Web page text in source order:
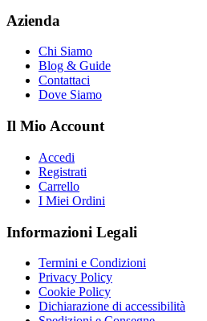
Azienda
Chi Siamo
Blog & Guide
Contattaci
Dove Siamo
Il Mio Account
Accedi
Registrati
Carrello
I Miei Ordini
Informazioni Legali
Termini e Condizioni
Privacy Policy
Cookie Policy
Dichiarazione di accessibilità